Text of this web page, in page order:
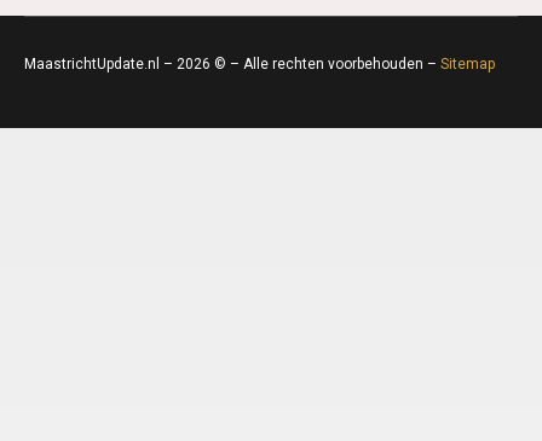
MaastrichtUpdate.nl – 2026 © – Alle rechten voorbehouden – Sitemap